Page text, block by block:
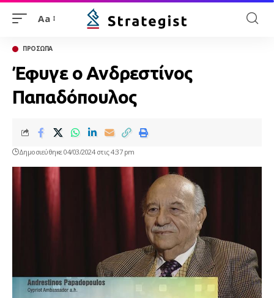
Aa
ΠΡΟΣΩΠΑ
Έφυγε ο Ανδρεστίνος
Παπαδόπουλος
Δημοσιεύθηκε 04/03/2024 στις 4:37 pm